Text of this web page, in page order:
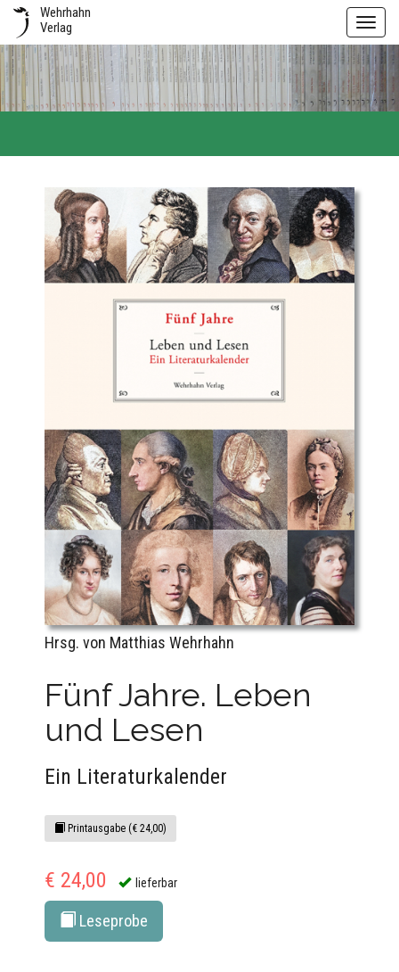
Wehrhahn
Verlag
Hrsg. von Matthias Wehrhahn
Fünf Jahre. Leben
und Lesen
Ein Literaturkalender
Printausgabe (€ 24,00)
€ 24,00 lieferbar
Leseprobe